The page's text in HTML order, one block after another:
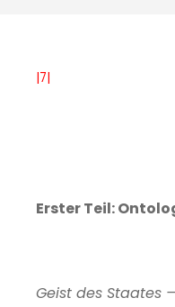
|7|
Erster Teil:
Geist des Staates